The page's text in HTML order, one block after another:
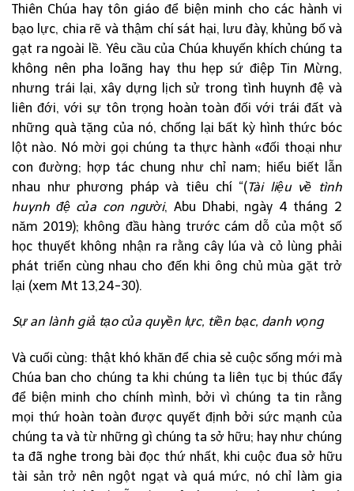
Thiên Chúa hay tôn giáo để biện minh cho các hành vi
bạo lực, chia rẽ và thậm chí sát hại, lưu đày, khủng bố và
gạt ra ngoài lề. Yêu cầu của Chúa khuyến khích chúng ta
không nên pha loãng hay thu hẹp sứ điệp Tin Mừng,
nhưng trái lại, xây dựng lịch sử trong tình huynh đệ và
liên đới, với sự tôn trọng hoàn toàn đối với trái đất và
những quà tặng của nó, chống lại bất kỳ hình thức bóc
lột nào. Nó mời gọi chúng ta thực hành «đối thoại như
con đường; hợp tác chung như chỉ nam; hiểu biết lẫn
nhau như phương pháp và tiêu chí “(Tài liệu về tình
huynh đệ của con người, Abu Dhabi, ngày 4 tháng 2
năm 2019); không đầu hàng trước cám dỗ của một số
học thuyết không nhận ra rằng cây lúa và cỏ lùng phải
phát triển cùng nhau cho đến khi ông chủ mùa gặt trở
lại (xem Mt 13,24-30).
Sự an lành giả tạo của quyền lực, tiền bạc, danh vọng
Và cuối cùng: thật khó khăn để chia sẻ cuộc sống mới mà
Chúa ban cho chúng ta khi chúng ta liên tục bị thúc đẩy
để biện minh cho chính mình, bởi vì chúng ta tin rằng
mọi thứ hoàn toàn được quyết định bởi sức mạnh của
chúng ta và từ những gì chúng ta sở hữu; hay như chúng
ta đã nghe trong bài đọc thứ nhất, khi cuộc đua sở hữu
tài sản trở nên ngột ngạt và quá mức, nó chỉ làm gia